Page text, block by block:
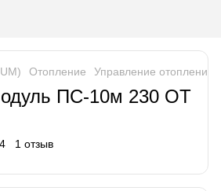
Отопление Управление отоплением
ПС-10м 230 ОТ
1 отзыв